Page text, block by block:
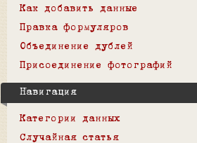
Как добавить данные
Правка формуляров
Объединение дублей
Присоединение фотографий
Навигация
Категории данных
Случайная статья